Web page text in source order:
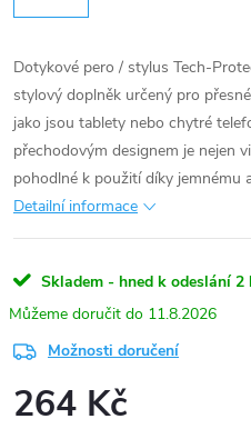
Dotykové pero / stylus Tech-
stylový doplněk určený pro
jako jsou tablety nebo chytré
přechodovým designem je nejen
pohodlné k použití díky jemnému
Detailní informace
Skladem - hned k odeslání 2
11.8.2026
Možnosti doručení
264 Kč